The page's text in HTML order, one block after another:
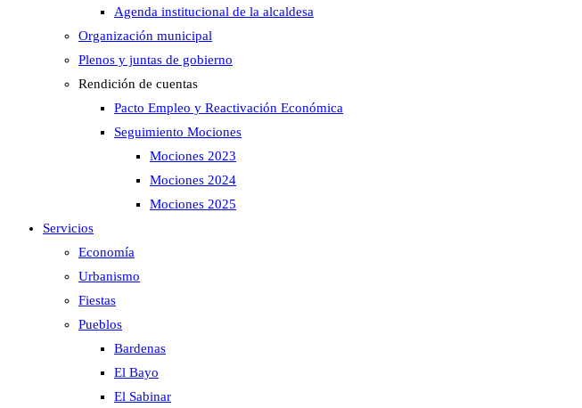
de
búsqueda.
Agenda institucional de la alcaldesa
Organización municipal
Plenos y juntas de gobierno
Rendición de cuentas
Pacto Empleo y Reactivación Económica
Seguimiento Mociones
Mociones 2023
Mociones 2024
Mociones 2025
Servicios
Economía
Urbanismo
Fiestas
Pueblos
Bardenas
El Bayo
El Sabinar